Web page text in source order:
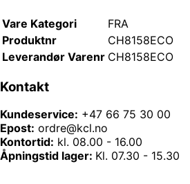
Vare Kategori
FRA
Produktnr
CH8158ECO
Leverandør Varenr CH8158ECO
Kontakt
Kundeservice: +47 66 75 30 00
Epost: ordre@kcl.no
Kontortid: kl. 08.00 - 16.00
Åpningstid lager: Kl. 07.30 - 15.30